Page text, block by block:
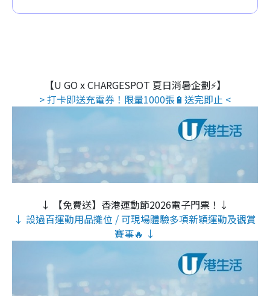
【U GO x CHARGESPOT 夏日消暑企劃⚡】
> 打卡即送充電券！限量1000張🔋送完即止 <
↓ 【免費送】香港運動節2026電子門票！↓
↓ 設過百運動用品攤位 / 可現場體驗多項新穎運動及觀賞
賽事🔥 ↓